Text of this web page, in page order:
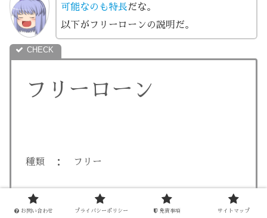
可能なのも特長だな。
以下がフリーローンの説明だ。
フリーローン
種類 ： フリー
金利 ： 変動金利 ※固定金利も可能
お問い合わせ プライバシーポリシー 免責事項 サイトマップ